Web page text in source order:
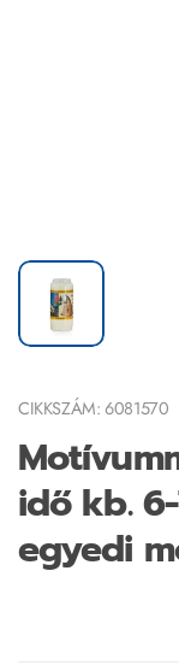
CIKKSZÁM: 6081570
idő kb.
egyedi